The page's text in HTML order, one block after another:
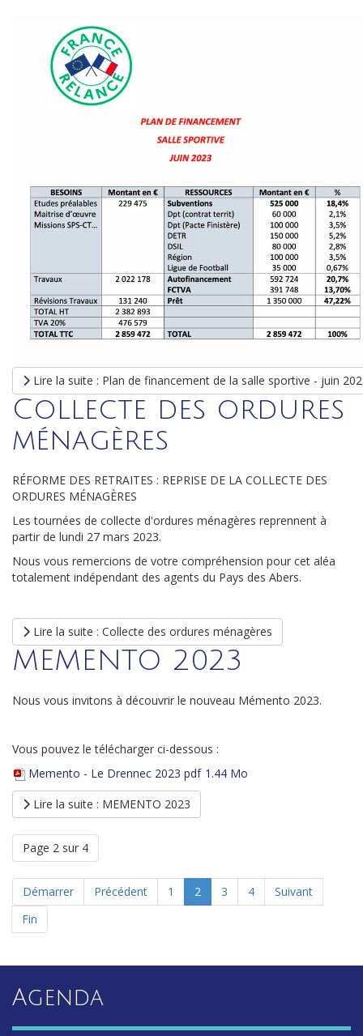
Lire la suite : Plan de financement de la salle sportive - juin
Collecte des ordures
ménagères
RÉFORME DES RETRAITES : REPRISE DE LA COLLECTE DES
ORDURES MÉNAGÈRES
Les tournées de collecte d'ordures ménagères reprennent à
partir de lundi 27 mars 2023.
Nous vous remercions de votre compréhension pour cet aléa
totalement indépendant des agents du Pays des Abers.
Lire la suite : Collecte des ordures ménagères
MEMENTO 2023
Nous vous invitons à découvrir le nouveau Mémento 2023.
Vous pouvez le télécharger ci-dessous :
Memento - Le Drennec 2023 pdf 1.44 Mo
Lire la suite : MEMENTO 2023
Page 2 sur 4
Démarrer Précédent 1 2 3 4
Suivant
Fin
Agenda